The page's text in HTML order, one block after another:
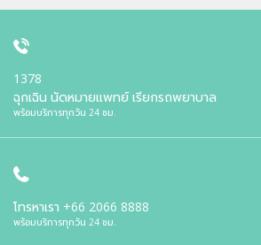
1378
ฉุกเฉิน นัดหมายแพทย์ เรียกรถพยาบาล
พร้อมบริการทุกวัน 24 ชม.
โทรหาเรา +66 2066 8888
พร้อมบริการทุกวัน 24 ชม.